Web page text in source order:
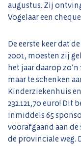
augustus. Zij
Vogelaar een
De eerste keer dat
2001, moesten zij
het jaar daarop
maar te schenken
Kinderziekenhuis
232.121,70 euro!
inmiddels 65
voorafgaand aan
de provinciale weg.